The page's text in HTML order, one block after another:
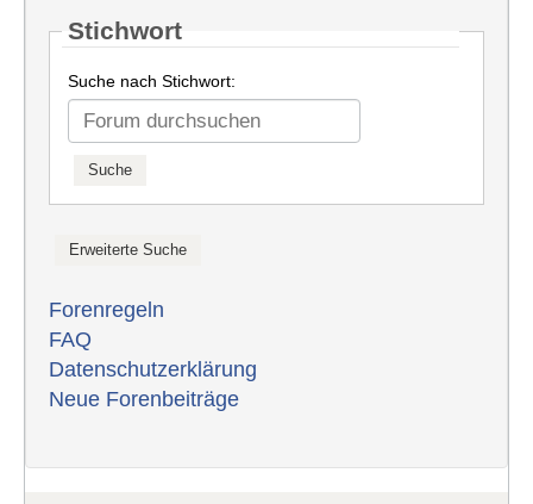
Stichwort
Suche nach Stichwort:
Forenregeln
FAQ
Datenschutzerklärung
Neue Forenbeiträge